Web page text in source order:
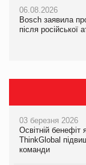
06.08.2026
Bosch заявила
після російської
06.08.2026
Bosch заявила
після російської
06.08.2026
Bosch заявила
після російської
03 березня 2026
Освітній бенефіт
ThinkGlobal
команди